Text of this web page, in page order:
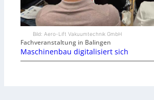
Bild: Aero-Lift Vakuumtechnik GmbH
Fachveranstaltung in Balingen
Maschinenbau digitalisiert sich